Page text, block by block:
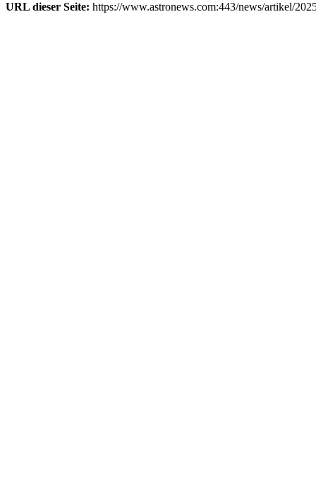
URL dieser Seite: https://www.astronews.com:443/news/artikel/